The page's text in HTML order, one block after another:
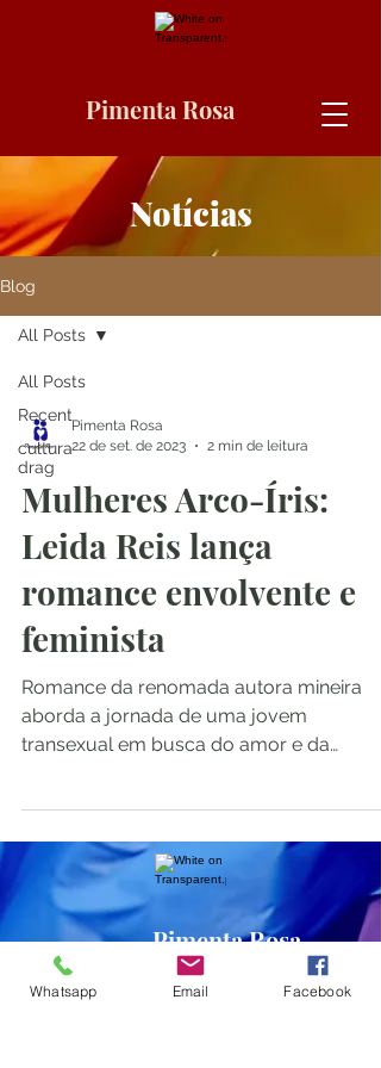
Pimenta Rosa
Notícias
Blog
All Posts
Recent
cultura
drag
All Posts
Pimenta Rosa
22 de set. de 2023
2 min de leitura
Mulheres Arco-Íris:
Leida Reis lança
romance envolvente e
feminista
Romance da renomada autora mineira
aborda a jornada de uma jovem
transexual em busca do amor e da
Pimenta Rosa
Whatsapp Email Facebook